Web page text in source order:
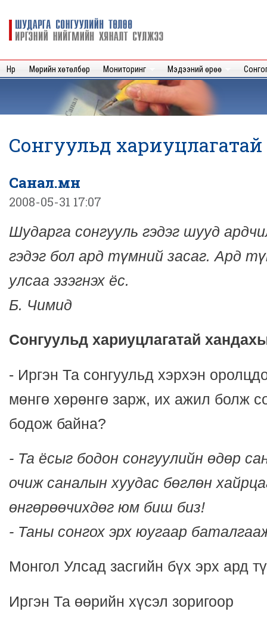
Шударга
сонгуулийн
нийгмийн
хяналт
Нүүр Мөрийн хөтөлбөр Мониторинг Мэдээний өрөө
Сонгуульд
Санал.мн
2008-05-31 17:07
Шударга сонгууль гэдэг шууд
гэдэг бол ард түмний засаг. Ард
улсаа эзэгнэх ёс.
Б. Чимид
Сонгуульд хариуцлагатай
- Иргэн Та сонгуульд хэрхэн
мөнгө хөрөнгө зарж, их ажил болж
бодож байна?
- Та ёсыг бодон сонгуулийн өдөр
очиж саналын хуудас бөглөн
өнгөрөөчихдөг юм биш биз!
- Таны сонгох эрх юугаар
Монгол Улсад засгийн бүх эрх ард
Иргэн Та өөрийн хүсэл зоригоор